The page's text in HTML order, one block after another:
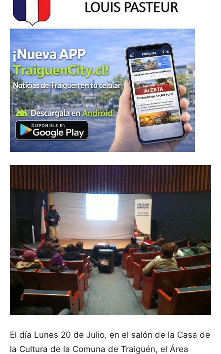
El día Lunes 20 de Julio, en el salón de la Casa de
la Cultura de la Comuna de Traiguén, el Área